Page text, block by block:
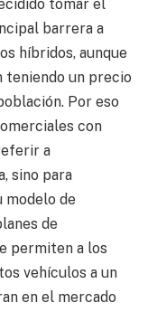
tomar el
barrera a
híbridos, aunque
teniendo un precio
Por eso
con
a
sino para
modelo de
de
permiten a los
vehículos a un
en el mercado